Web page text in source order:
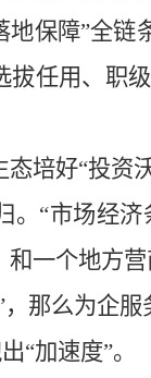
障”全链
拔任用、职
态培好“投资
“市场经
一个地方
那么为企
“加速度”。